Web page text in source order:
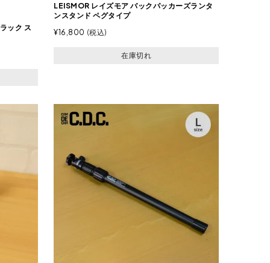
ック ス
LEISMOR レイズモア バックパッカーズランタ
ンスタンド ペグタイプ
¥16,800 税込
在庫切れ